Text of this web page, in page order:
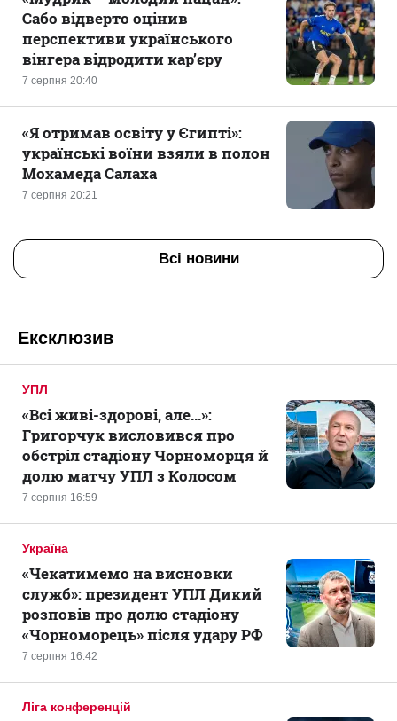
7 серпня 20:40
Сабо відверто оцінив
перспективи українського
вінгера відродити кар’єру
7 серпня 20:21
«Я отримав освіту у Єгипті»:
українські воїни взяли в полон
Мохамеда Салаха
Всі новини
Ексклюзив
УПЛ
7 серпня 16:59
«Всі живі-здорові, але...»:
Григорчук висловився про
обстріл стадіону Чорноморця й
долю матчу УПЛ з Колосом
Україна
7 серпня 16:42
«Чекатимемо на висновки
служб»: президент УПЛ Дикий
розповів про долю стадіону
«Чорноморець» після удару РФ
Ліга конференцій